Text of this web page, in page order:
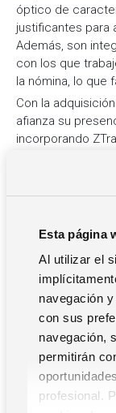
Esta página
Al utilizar el
navegación
con sus
navegación,
permitirán
profesional.
óptico de
justificantes para
Además, son
con los que
la nómina, lo que
Con la
afianza su
incorporando
las empresas,
trabajadores en
Con ZTravel,
integra los
soluciones de
proveedores
agencias de
Un nuevo paso
Spain en